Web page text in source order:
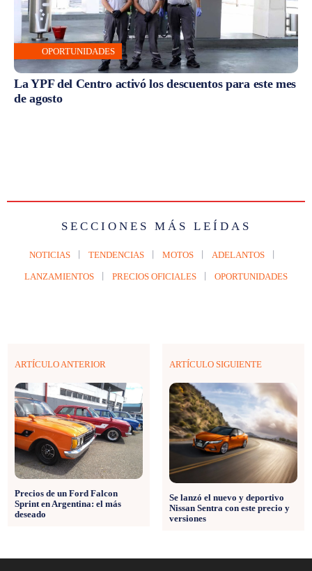
OPORTUNIDADES
La YPF del Centro activó los descuentos para este mes
de agosto
SECCIONES MÁS LEÍDAS
NOTICIAS TENDENCIAS MOTOS ADELANTOS
LANZAMIENTOS PRECIOS OFICIALES OPORTUNIDADES
ARTÍCULO ANTERIOR
Precios de un Ford Falcon
Sprint en Argentina: el más
deseado
ARTÍCULO SIGUIENTE
Se lanzó el nuevo y deportivo
Nissan Sentra con este precio y
versiones